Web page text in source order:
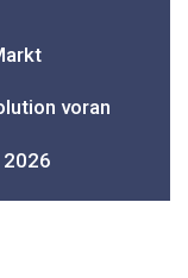
voran
2026